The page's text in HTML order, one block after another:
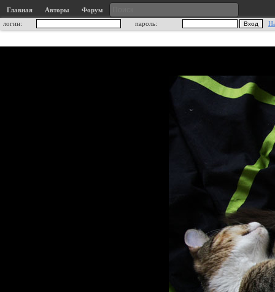
Главная Авторы
Форум
логин:
пароль: